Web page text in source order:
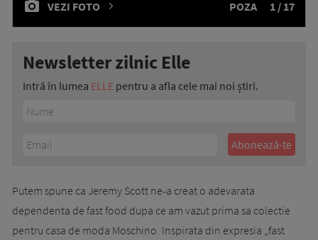
VEZI FOTO POZA 1 / 17
Newsletter zilnic Elle
Intră în lumea ELLE pentru a afla cele mai noi știri.
Putem spune ca Jeremy Scott ne-a creat o adevarata
dependenta de fast food dupa ce am vazut prima sa colectie
pentru casa de moda Moschino. Inspirata din expresia „fast